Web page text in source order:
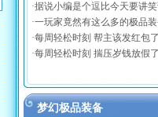
·据说小编是个逗比今天要讲
·一玩家竟然有这么多的极品
·每周轻松时刻 帮主该发红包了
·每周轻松时刻 揣压岁钱放假了
梦幻极品装备